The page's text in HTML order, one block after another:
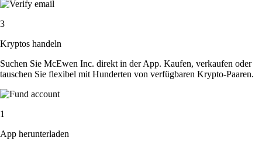
3
Kryptos handeln
Suchen Sie McEwen Inc. direkt in der App. Kaufen, verkaufen oder
tauschen Sie flexibel mit Hunderten von verfügbaren Krypto-Paaren.
1
App herunterladen